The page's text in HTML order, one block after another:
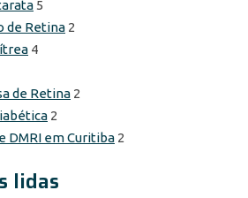
5
de Retina 2
4
de Retina 2
2
DMRI em Curitiba 2
lidas